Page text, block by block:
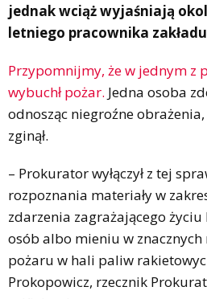
jednak wciąż wyjaśniają
letniego pracownika
Przypomnijmy, że w jednym z
wybuchł pożar. Jedna osoba
odnosząc niegroźne
zginął.
– Prokurator wyłączył z tej
rozpoznania materiały w
zdarzenia zagrażającego
osób albo mieniu w
pożaru w hali paliw
Prokopowicz, rzecznik